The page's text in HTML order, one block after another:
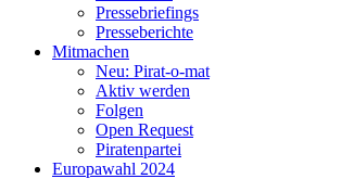
Pressebriefings
Presseberichte
Mitmachen
Neu: Pirat-o-mat
Aktiv werden
Folgen
Open Request
Piratenpartei
Europawahl 2024